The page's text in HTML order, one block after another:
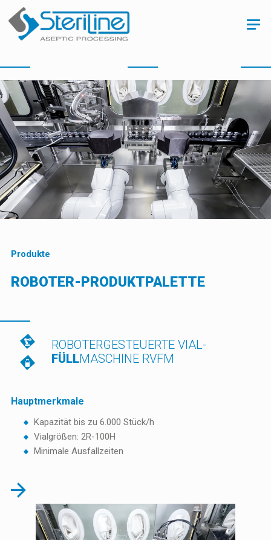
Produkte
ROBOTER-PRODUKTPALETTE
ROBOTERGESTEUERTE VIAL-
FÜLLMASCHINE RVFM
Hauptmerkmale
Kapazität bis zu 6.000 Stück/h
Vialgrößen: 2R-100H
Minimale Ausfallzeiten